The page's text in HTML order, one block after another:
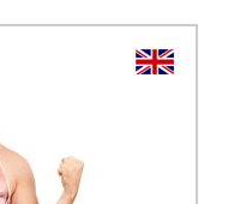
Formular angegebenen
der Absendung